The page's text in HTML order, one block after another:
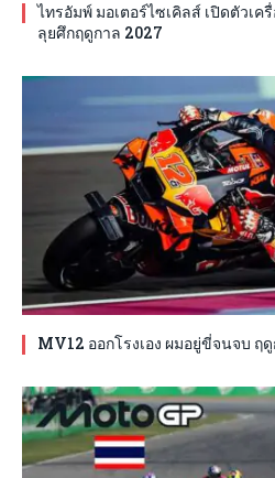
ไทรอัมพ์ มอเตอร์ไซเคิลส์ เปิดตัวเ
ลุยศึกฤดูกาล 2027
MV12 ออกโรงเอง ผมอยู่ขี่จนจบ ฤ